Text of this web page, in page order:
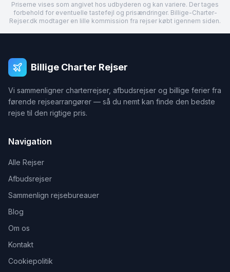
Priserne vises som angivet hos udbyderen og kan variere. Der tages
forbehold for eventuelle tastefejl og prisændringer. Billige-Charter-
Rejser.dk modtager en lille kommission fra rejser købt igennem siden.
Billige Charter Rejser
Vi sammenligner charterrejser, afbudsrejser og billige ferier fra
førende rejsearrangører — så du nemt kan finde den bedste
rejse til den rigtige pris.
Navigation
Alle Rejser
Afbudsrejser
Sammenlign rejsebureauer
Blog
Om os
Kontakt
Cookiepolitik